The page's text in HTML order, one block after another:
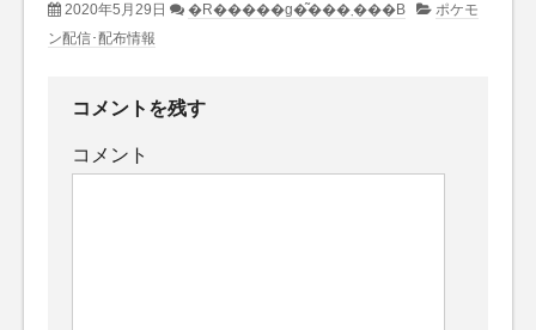
2020年5月29日 �R�����g�͂���܂���B
ポケモ
ン配信･配布情報
コメントを残す
コメント